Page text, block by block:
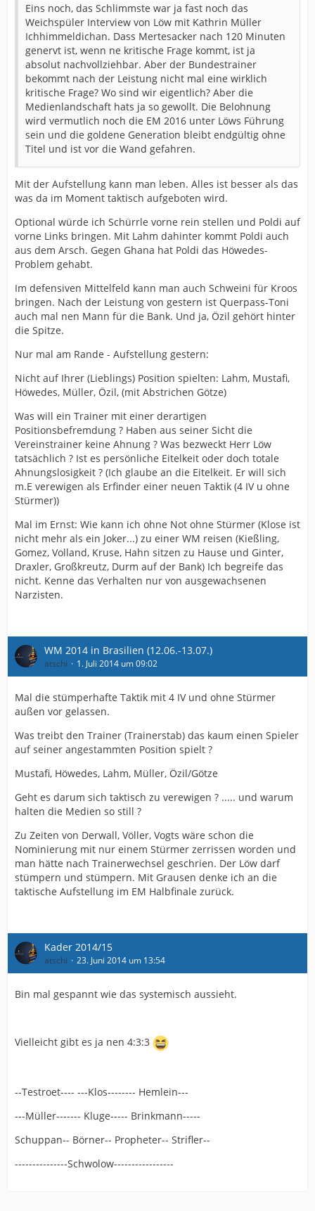
Eins noch, das Schlimmste war ja fast noch das
Weichspüler Interview von Löw mit Kathrin Müller
Ichhimmeldichan. Dass Mertesacker nach 120 Minuten
genervt ist, wenn ne kritische Frage kommt, ist ja
absolut nachvollziehbar. Aber der Bundestrainer
bekommt nach der Leistung nicht mal eine wirklich
kritische Frage? Wo sind wir eigentlich? Aber die
Medienlandschaft hats ja so gewollt. Die Belohnung
wird vermutlich noch die EM 2016 unter Löws Führung
sein und die goldene Generation bleibt endgültig ohne
Titel und ist vor die Wand gefahren.
Mit der Aufstellung kann man leben. Alles ist besser als das
was da im Moment taktisch aufgeboten wird.
Optional würde ich Schürrle vorne rein stellen und Poldi auf
vorne Links bringen. Mit Lahm dahinter kommt Poldi auch
aus dem Arsch. Gegen Ghana hat Poldi das Höwedes-
Problem gehabt.
Im defensiven Mittelfeld kann man auch Schweini für Kroos
bringen. Nach der Leistung von gestern ist Querpass-Toni
auch mal nen Mann für die Bank. Und ja, Özil gehört hinter
die Spitze.
Nur mal am Rande - Aufstellung gestern:
Nicht auf Ihrer (Lieblings) Position spielten: Lahm, Mustafi,
Höwedes, Müller, Özil, (mit Abstrichen Götze)
Was will ein Trainer mit einer derartigen
Positionsbefremdung ? Haben aus seiner Sicht die
Vereinstrainer keine Ahnung ? Was bezweckt Herr Löw
tatsächlich ? Ist es persönliche Eitelkeit oder doch totale
Ahnungslosigkeit ? (Ich glaube an die Eitelkeit. Er will sich
m.E verewigen als Erfinder einer neuen Taktik (4 IV u ohne
Stürmer))
Mal im Ernst: Wie kann ich ohne Not ohne Stürmer (Klose ist
nicht mehr als ein Joker...) zu einer WM reisen (Kießling,
Gomez, Volland, Kruse, Hahn sitzen zu Hause und Ginter,
Draxler, Großkreutz, Durm auf der Bank) Ich begreife das
nicht. Kenne das Verhalten nur von ausgewachsenen
Narzisten.
WM 2014 in Brasilien (12.06.-13.07.)
atschi 1. Juli 2014 um 09:02
Mal die stümperhafte Taktik mit 4 IV und ohne Stürmer
außen vor gelassen.
Was treibt den Trainer (Trainerstab) das kaum einen Spieler
auf seiner angestammten Position spielt ?
Mustafi, Höwedes, Lahm, Müller, Özil/Götze
Geht es darum sich taktisch zu verewigen ? ..... und warum
halten die Medien so still ?
Zu Zeiten von Derwall, Völler, Vogts wäre schon die
Nominierung mit nur einem Stürmer zerrissen worden und
man hätte nach Trainerwechsel geschrien. Der Löw darf
stümpern und stümpern. Mit Grausen denke ich an die
taktische Aufstellung im EM Halbfinale zurück.
Kader 2014/15
atschi 23. Juni 2014 um 13:54
Bin mal gespannt wie das systemisch aussieht.
Vielleicht gibt es ja nen 4:3:3
--Testroet---- ---Klos-------- Hemlein---
---Müller------- Kluge----- Brinkmann-----
Schuppan-- Börner-- Propheter-- Strifler--
---------------Schwolow-----------------